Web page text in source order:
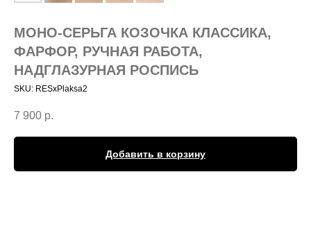
МОНО-СЕРЬГА КОЗОЧКА КЛАССИКА,
ФАРФОР, РУЧНАЯ РАБОТА,
НАДГЛАЗУРНАЯ РОСПИСЬ
SKU: RESxPlaksa2
7 900 р.
Добавить в корзину